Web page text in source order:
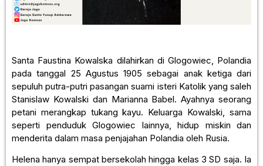
Santa Faustina Kowalska dilahirkan di Glogowiec, Polandia
pada tanggal 25 Agustus 1905 sebagai anak ketiga dari
sepuluh putra-putri pasangan suami isteri Katolik yang saleh
Stanislaw Kowalski dan Marianna Babel. Ayahnya seorang
petani merangkap tukang kayu. Keluarga Kowalski, sama
seperti penduduk Glogowiec lainnya, hidup miskin dan
menderita dalam masa penjajahan Polandia oleh Rusia.
Helena hanya sempat bersekolah hingga kelas 3 SD saja. Ia